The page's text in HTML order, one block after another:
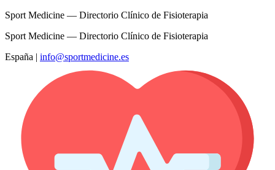
Sport Medicine — Directorio Clínico de Fisioterapia
Sport Medicine — Directorio Clínico de Fisioterapia
España | info@sportmedicine.es